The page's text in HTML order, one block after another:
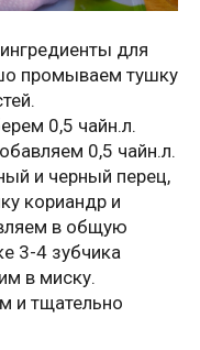
для
промываем тушку
0,5 чайн.л.
0,5 чайн.л.
и черный перец,
кориандр и
в общую
3-4 зубчика
в миску.
и тщательно